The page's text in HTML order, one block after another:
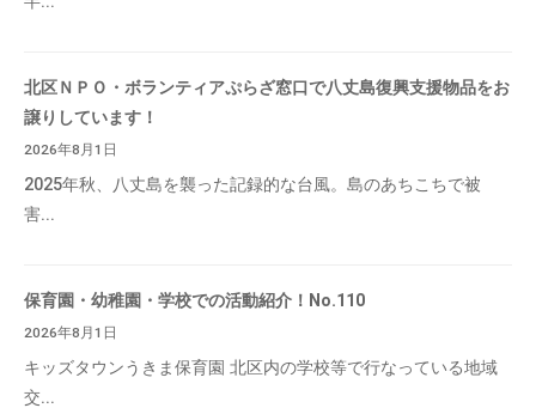
北区ＮＰＯ・ボランティアぷらざ窓口で八丈島復興支援物品をお
譲りしています！
2026年8月1日
2025年秋、八丈島を襲った記録的な台風。島のあちこちで被
害...
保育園・幼稚園・学校での活動紹介！No.110
2026年8月1日
キッズタウンうきま保育園 北区内の学校等で行なっている地域
交...